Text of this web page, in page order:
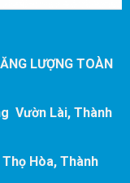
LƯỢNG TOÀN
Vườn Lài, Thành
Hòa, Thành